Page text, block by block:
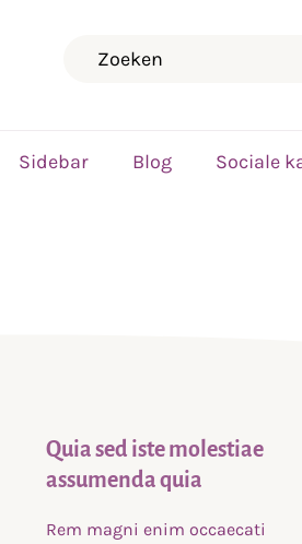
Sidebar Blog Sociale
Quia sed iste molestiae
assumenda quia
Rem magni enim occaecati